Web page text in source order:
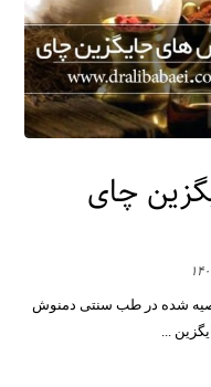
چای
شده در طب سنتی دمنوش
...